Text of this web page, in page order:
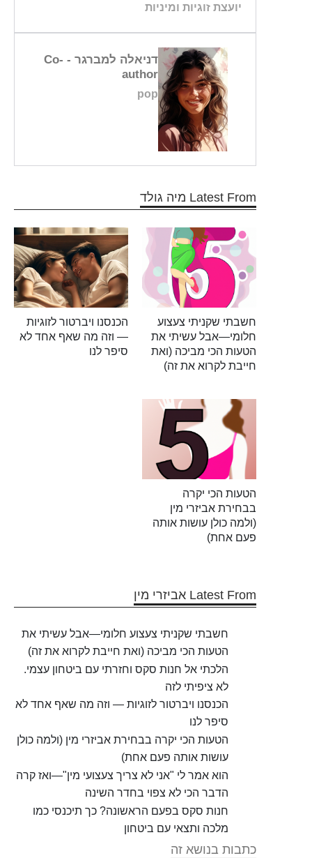
יועצת זוגיות ומיניות
דניאלה למברגר
- Co-
author
pop
Latest From מיה גולד
חשבתי שקניתי צעצוע
חלומי—אבל עשיתי את
הטעות הכי מביכה (ואת
חייבת לקרוא את זה)
הכנסנו ויברטור לזוגיות
— וזה מה שאף אחד לא
סיפר לנו
הטעות הכי יקרה
בבחירת אביזרי מין
(ולמה כולן עושות אותה
פעם אחת)
Latest From אביזרי מין
חשבתי שקניתי צעצוע חלומי—אבל עשיתי את
הטעות הכי מביכה (ואת חייבת לקרוא את זה)
הלכתי אל חנות סקס וחזרתי עם ביטחון עצמי.
לא ציפיתי לזה
הכנסנו ויברטור לזוגיות — וזה מה שאף אחד לא
סיפר לנו
הטעות הכי יקרה בבחירת אביזרי מין (ולמה כולן
עושות אותה פעם אחת)
הוא אמר לי "אני לא צריך צעצועי מין"—ואז קרה
הדבר הכי לא צפוי בחדר השינה
חנות סקס בפעם הראשונה? כך תיכנסי כמו
מלכה ותצאי עם ביטחון
כתבות בנושא זה